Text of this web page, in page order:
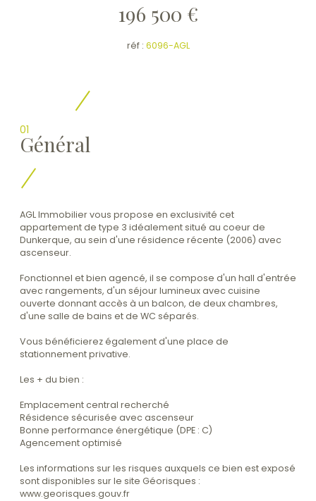
196 500 €
réf : 6096-AGL
01
Général
AGL Immobilier vous propose en exclusivité cet
appartement de type 3 idéalement situé au coeur de
Dunkerque, au sein d'une résidence récente (2006) avec
ascenseur.
Fonctionnel et bien agencé, il se compose d'un hall d'entrée
avec rangements, d'un séjour lumineux avec cuisine
ouverte donnant accès à un balcon, de deux chambres,
d'une salle de bains et de WC séparés.
Vous bénéficierez également d'une place de
stationnement privative.
Les + du bien :
Emplacement central recherché
Résidence sécurisée avec ascenseur
Bonne performance énergétique (DPE : C)
Agencement optimisé
Les informations sur les risques auxquels ce bien est exposé
sont disponibles sur le site Géorisques :
www.georisques.gouv.fr